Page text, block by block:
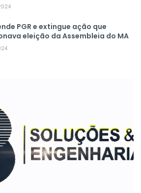
PGR e extingue ação que
eleição da Assembleia do MA